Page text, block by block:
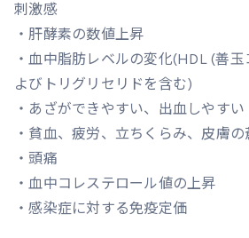
刺激感
・肝酵素の数値上昇
・血中脂肪レベルの変化(HDL (善
よびトリグリセリドを含む)
・あざができやすい、出血しやすい
・貧血、疲労、立ちくらみ、皮膚の
・頭痛
・血中コレステロール値の上昇
・感染症に対する免疫定価